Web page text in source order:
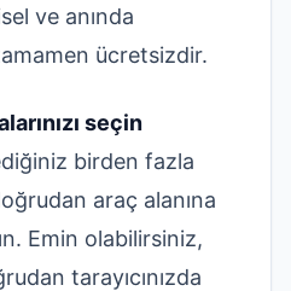
ve anında
ücretsizdir.
seçin
birden fazla
araç alanına
Emin olabilirsiniz,
tarayıcınızda